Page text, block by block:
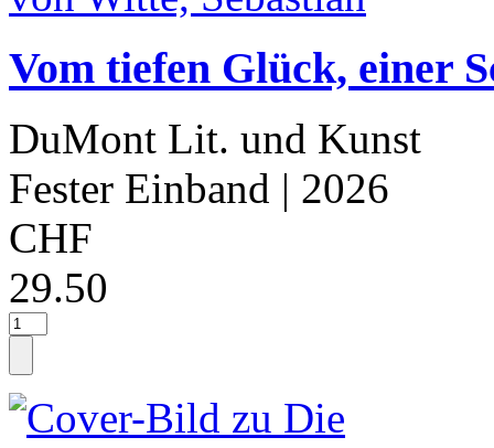
Vom tiefen Glück, einer
DuMont Lit. und Kunst
Fester Einband | 2026
CHF
29.50